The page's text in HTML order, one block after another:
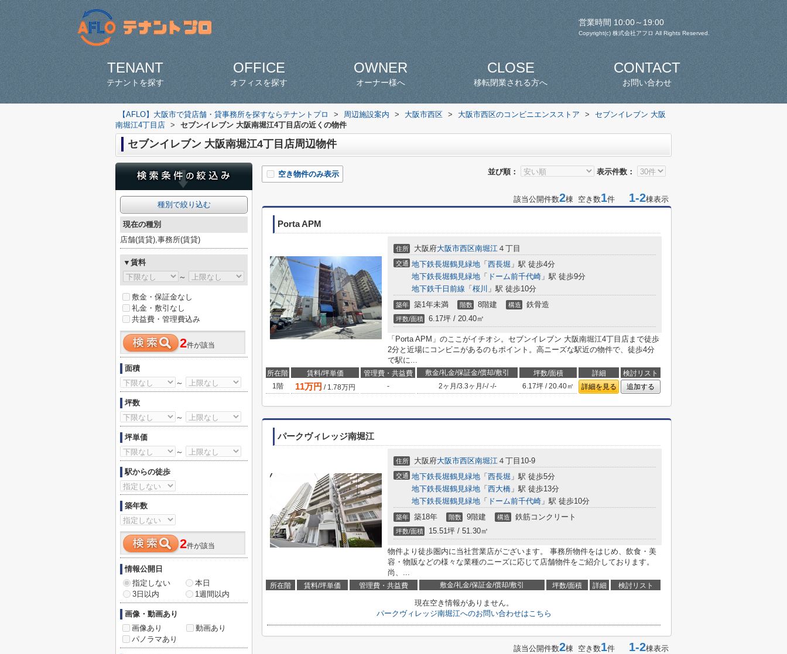
営業時間 10:00～19:00
Copyright(c) 株式会社アフロ All Rights Reserved.
TENANT
テナントを探す
OFFICE
オフィスを探す
OWNER
オーナー様へ
CLOSE
移転閉業される方へ
CONTACT
お問い合わせ
【AFLO】大阪市で貸店舗・貸事務所を探すならテナントプロ > 周辺施設案内 > 大阪市西区 > 大阪市西区のコンビニエンスストア >
セブンイレブン 大阪
南堀江4丁目店 > セブンイレブン 大阪南堀江4丁目店の近くの物件
セブンイレブン 大阪南堀江4丁目店周辺物件
並び順： 表示件数：
空き物件のみ表示
該当公開件数2棟 空き数1件 1-2棟表示
Porta APM
住所 大阪府大阪市西区南堀江 ４丁目
交通 地下鉄長堀鶴見緑地 「 西長堀 」駅 徒歩4分
地下鉄長堀鶴見緑地 「 ドーム前千代崎 」駅 徒歩9分
地下鉄千日前線 「 桜川 」駅 徒歩10分
築年 築1年未満 階数 8階建 構造 鉄骨造
坪数/面積 6.17坪 / 20.40㎡
「Porta APM」のここがイチオシ。セブンイレブン 大阪南堀江4丁目店まで徒歩
2分と近場にコンビニがあるのもポイント。高ニーズな駅近の物件で、徒歩4分
で駅に...
所在階 賃料/坪単価 管理費・共益費 敷金/礼金/保証金/償却/敷引 坪数/面積 詳細
検討リスト
1階
11万円 / 1.78万円 - 2ヶ月 /3.3ヶ月 /-/-/- 6.17坪 / 20.40㎡ 詳細を見る 追加する
パークヴィレッジ南堀江
住所 大阪府大阪市西区南堀江 ４丁目10-9
交通 地下鉄長堀鶴見緑地 「 西長堀 」駅 徒歩5分
地下鉄長堀鶴見緑地 「 西大橋 」駅 徒歩13分
地下鉄長堀鶴見緑地 「 ドーム前千代崎 」駅 徒歩10分
築年 築18年 階数 9階建 構造 鉄筋コンクリート
坪数/面積 15.51坪 / 51.30㎡
物件より徒歩圏内に当社営業店がございます。 事務所物件をはじめ、飲食・美
容・物販などの様々な業種のニーズに応じて店舗物件をご紹介しております。
尚、...
所在階 賃料/坪単価 管理費・共益費 敷金/礼金/保証金/償却/敷引 坪数/面積 詳細 検討リスト
現在空き情報がありません。
パークヴィレッジ南堀江へのお問い合わせはこちら
該当公開件数2棟 空き数1件 1-2棟表示
種別で絞り込む
現在の種別
店舗(賃貸),事務所(賃貸)
▼賃料
～
敷金・保証金なし
礼金・敷引なし
共益費・管理費込み
2件が該当
面積
～
坪数
～
坪単価
～
駅からの徒歩
築年数
2件が該当
情報公開日
指定しない
本日
3日以内
1週間以内
画像・動画あり
画像あり
動画あり
パノラマあり